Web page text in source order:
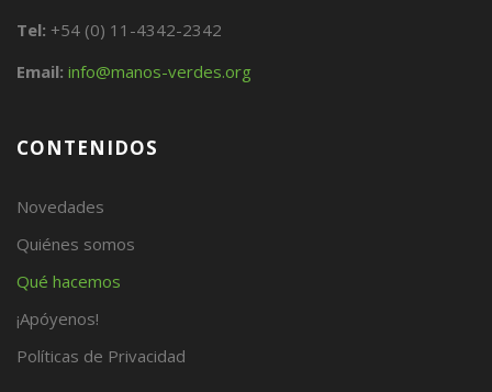
Tel: +54 (0) 11-4342-2342
Email: info@manos-verdes.org
CONTENIDOS
Novedades
Quiénes somos
Qué hacemos
¡Apóyenos!
Políticas de Privacidad